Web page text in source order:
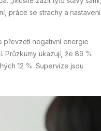
práce se strachy a nastavení
převzetí negativní energie
Průzkumy ukazují, že 89 %
12 %. Supervize jsou